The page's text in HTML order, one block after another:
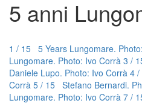
5 anni
1 / 15 5 Years Lungomare.
Lungomare. Photo: Ivo Corrà 3 /
Daniele Lupo. Photo: Ivo Corrà 4 /
Corrà 5 / 15 Stefano Bernardi.
Lungomare. Photo: Ivo Corrà 7 /